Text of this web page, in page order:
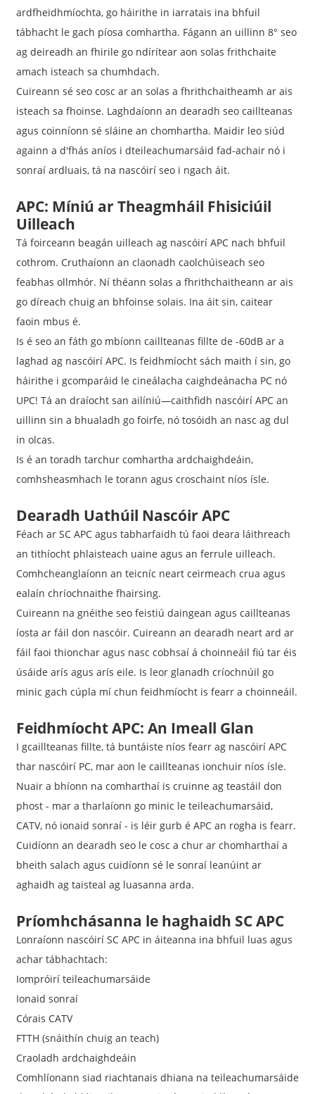
ardfheidhmíochta, go háirithe in iarratais ina bhfuil
tábhacht le gach píosa comhartha. Fágann an uillinn 8° seo
ag deireadh an fhirile go ndírítear aon solas frithchaite
amach isteach sa chumhdach.
Cuireann sé seo cosc ​​ar an solas a fhrithchaitheamh ar ais
isteach sa fhoinse. Laghdaíonn an dearadh seo caillteanas
agus coinníonn sé sláine an chomhartha. Maidir leo siúd
againn a d'fhás aníos i dteileachumarsáid fad-achair nó i
sonraí ardluais, tá na nascóirí seo i ngach áit.
APC: Míniú ar Theagmháil Fhisiciúil
Uilleach
Tá foirceann beagán uilleach ag nascóirí APC nach bhfuil
cothrom. Cruthaíonn an claonadh caolchúiseach seo
feabhas ollmhór. Ní théann solas a fhrithchaitheann ar ais
go díreach chuig an bhfoinse solais. Ina áit sin, caitear
faoin mbus é.
Is é seo an fáth go mbíonn caillteanas fillte de -60dB ar a
laghad ag nascóirí APC. Is feidhmíocht sách maith í sin, go
háirithe i gcomparáid le cineálacha caighdeánacha PC nó
UPC! Tá an draíocht san ailíniú—caithfidh nascóirí APC an
uillinn sin a bhualadh go foirfe, nó tosóidh an nasc ag dul
in olcas.
Is é an toradh tarchur comhartha ardchaighdeáin,
comhsheasmhach le torann agus croschaint níos ísle.
Dearadh Uathúil Nascóir APC
Féach ar SC APC agus tabharfaidh tú faoi deara láithreach
an tithíocht phlaisteach uaine agus an ferrule uilleach.
Comhcheanglaíonn an teicníc neart ceirmeach crua agus
ealaín chríochnaithe fhairsing.
Cuireann na gnéithe seo feistiú daingean agus caillteanas
íosta ar fáil don nascóir. Cuireann an dearadh neart ard ar
fáil faoi thionchar agus nasc cobhsaí á choinneáil fiú tar éis
úsáide arís agus arís eile. Is leor glanadh críochnúil go
minic gach cúpla mí chun feidhmíocht is fearr a choinneáil.
Feidhmíocht APC: An Imeall Glan
I gcaillteanas fillte, tá buntáiste níos fearr ag nascóirí APC
thar nascóirí PC, mar aon le caillteanas ionchuir níos ísle.
Nuair a bhíonn na comharthaí is cruinne ag teastáil don
phost - mar a tharlaíonn go minic le teileachumarsáid,
CATV, nó ionaid sonraí - is léir gurb é APC an rogha is fearr.
Cuidíonn an dearadh seo le cosc ​​a chur ar chomharthaí a
bheith salach agus cuidíonn sé le sonraí leanúint ar
aghaidh ag taisteal ag luasanna arda.
Príomhchásanna le haghaidh SC APC
Lonraíonn nascóirí SC APC in áiteanna ina bhfuil luas agus
achar tábhachtach:
Iompróirí teileachumarsáide
Ionaid sonraí
Córais CATV
FTTH (snáithín chuig an teach)
Craoladh ardchaighdeáin
Comhlíonann siad riachtanais dhiana na teileachumarsáide